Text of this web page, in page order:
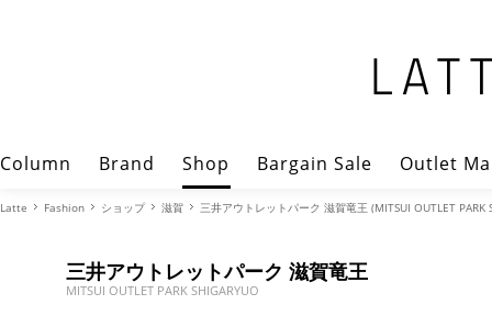
Column Brand Shop Bargain Sale Outlet
Latte Fashion ショップ 滋賀 三井アウトレットパーク 滋賀竜王 (MITSUI OUTLET PARK
三井アウトレットパーク 滋賀竜王
MITSUI OUTLET PARK SHIGARYUO